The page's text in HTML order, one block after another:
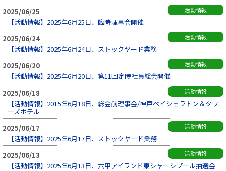
2025/06/25
活動情報
【活動情報】2025年6月25日、臨時理事会開催
2025/06/24
活動情報
【活動情報】2025年6月24日、ストックヤード業務
2025/06/20
活動情報
【活動情報】2025年6月20日、第11回定時社員総会開催
2025/06/18
活動情報
【活動情報】2015年6月18日、総会前理事会/神戸ベイシェラトン＆タワ
ーズホテル
2025/06/17
活動情報
【活動情報】2025年6月17日、ストックヤード業務
2025/06/13
活動情報
【活動情報】2025年6月13日、六甲アイランド東シャーシプール抽選会